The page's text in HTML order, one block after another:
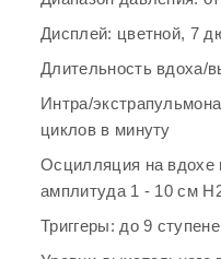
Гарантия: 12 мес
Бренд: Seoil Pacific
Дисплей: цветной, 7
Длительность вдоха/
Интра/
циклов в минуту
Осцилляция на вдохе
амплитуда 1 - 10 см H
Триггеры: до 9